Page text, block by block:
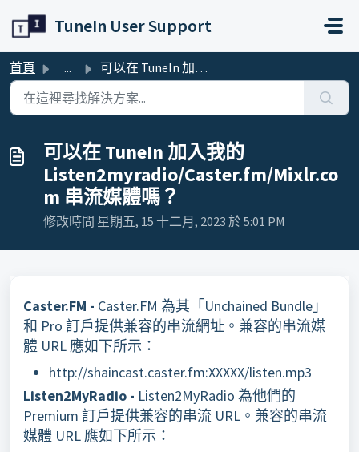
TuneIn User Support
首頁 ... 可以在 TuneIn 加入我的 Listen2myradio/Caster.fm/Mixlr.com 串流媒體嗎？
可以在 TuneIn 加入我的
Listen2myradio/Caster.fm/Mixlr.co
m 串流媒體嗎？
修改時間 星期五, 15 十二月, 2023 於 5:01 PM
Caster.FM - Caster.FM 為其「Unchained Bundle」
和 Pro 訂戶提供兼容的串流網址。兼容的串流媒
體 URL 應如下所示：
http://shaincast.caster.fm:XXXXX/listen.mp3
Listen2MyRadio - Listen2MyRadio 為他們的
Premium 訂戶提供兼容的串流 URL。兼容的串流
媒體 URL 應如下所示：